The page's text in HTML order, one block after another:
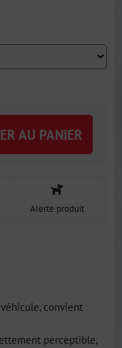
AU PANIER
Alerte produit
convient
perceptible,